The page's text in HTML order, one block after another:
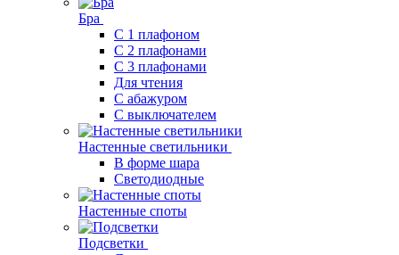
Бра
С 1 плафоном
С 2 плафонами
С 3 плафонами
Для чтения
С абажуром
С выключателем
Настенные светильники
В форме шара
Светодиодные
Настенные споты
Подсветки